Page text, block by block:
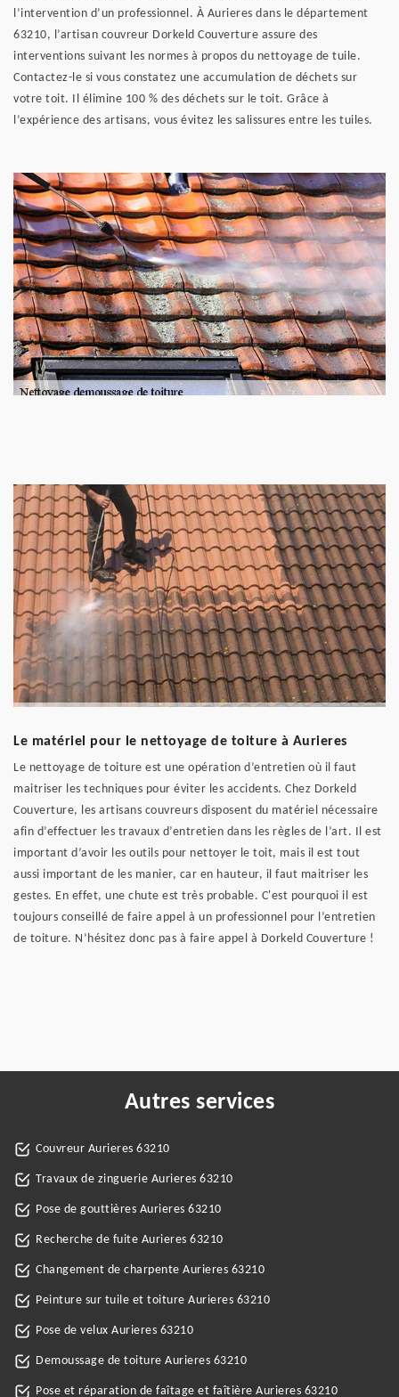
l’intervention d’un professionnel. À Aurieres dans le département
63210, l’artisan couvreur Dorkeld Couverture assure des
interventions suivant les normes à propos du nettoyage de tuile.
Contactez-le si vous constatez une accumulation de déchets sur
votre toit. Il élimine 100 % des déchets sur le toit. Grâce à
l’expérience des artisans, vous évitez les salissures entre les tuiles.
Le matériel pour le nettoyage de toiture à Aurieres
Le nettoyage de toiture est une opération d’entretien où il faut
maitriser les techniques pour éviter les accidents. Chez Dorkeld
Couverture, les artisans couvreurs disposent du matériel nécessaire
afin d’effectuer les travaux d’entretien dans les règles de l’art. Il est
important d’avoir les outils pour nettoyer le toit, mais il est tout
aussi important de les manier, car en hauteur, il faut maitriser les
gestes. En effet, une chute est très probable. C'est pourquoi il est
toujours conseillé de faire appel à un professionnel pour l’entretien
de toiture. N’hésitez donc pas à faire appel à Dorkeld Couverture !
Autres services
Couvreur Aurieres 63210
Travaux de zinguerie Aurieres 63210
Pose de gouttières Aurieres 63210
Recherche de fuite Aurieres 63210
Changement de charpente Aurieres 63210
Peinture sur tuile et toiture Aurieres 63210
Pose de velux Aurieres 63210
Demoussage de toiture Aurieres 63210
Pose et réparation de faîtage et faîtière Aurieres 63210